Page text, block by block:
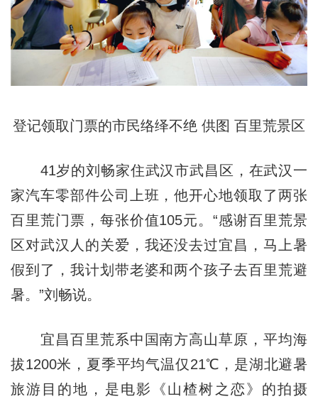
登记领取门票的市民络绎不绝 供图 百里荒景区
41岁的刘畅家住武汉市武昌区，在武汉一
家汽车零部件公司上班，他开心地领取了两张
百里荒门票，每张价值105元。“感谢百里荒景
区对武汉人的关爱，我还没去过宜昌，马上暑
假到了，我计划带老婆和两个孩子去百里荒避
暑。”刘畅说。
宜昌百里荒系中国南方高山草原，平均海
拔1200米，夏季平均气温仅21℃，是湖北避暑
旅游目的地，是电影《山楂树之恋》的拍摄